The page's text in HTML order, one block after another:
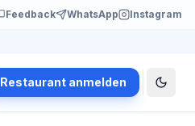
Feedback WhatsApp Instagram
Restaurant anmelden